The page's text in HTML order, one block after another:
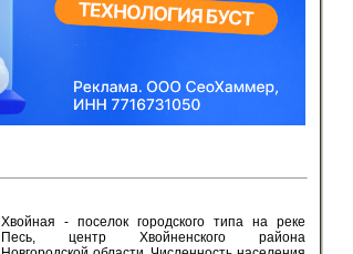
Хвойная - поселок городского типа на реке
Песь, центр Хвойненского района